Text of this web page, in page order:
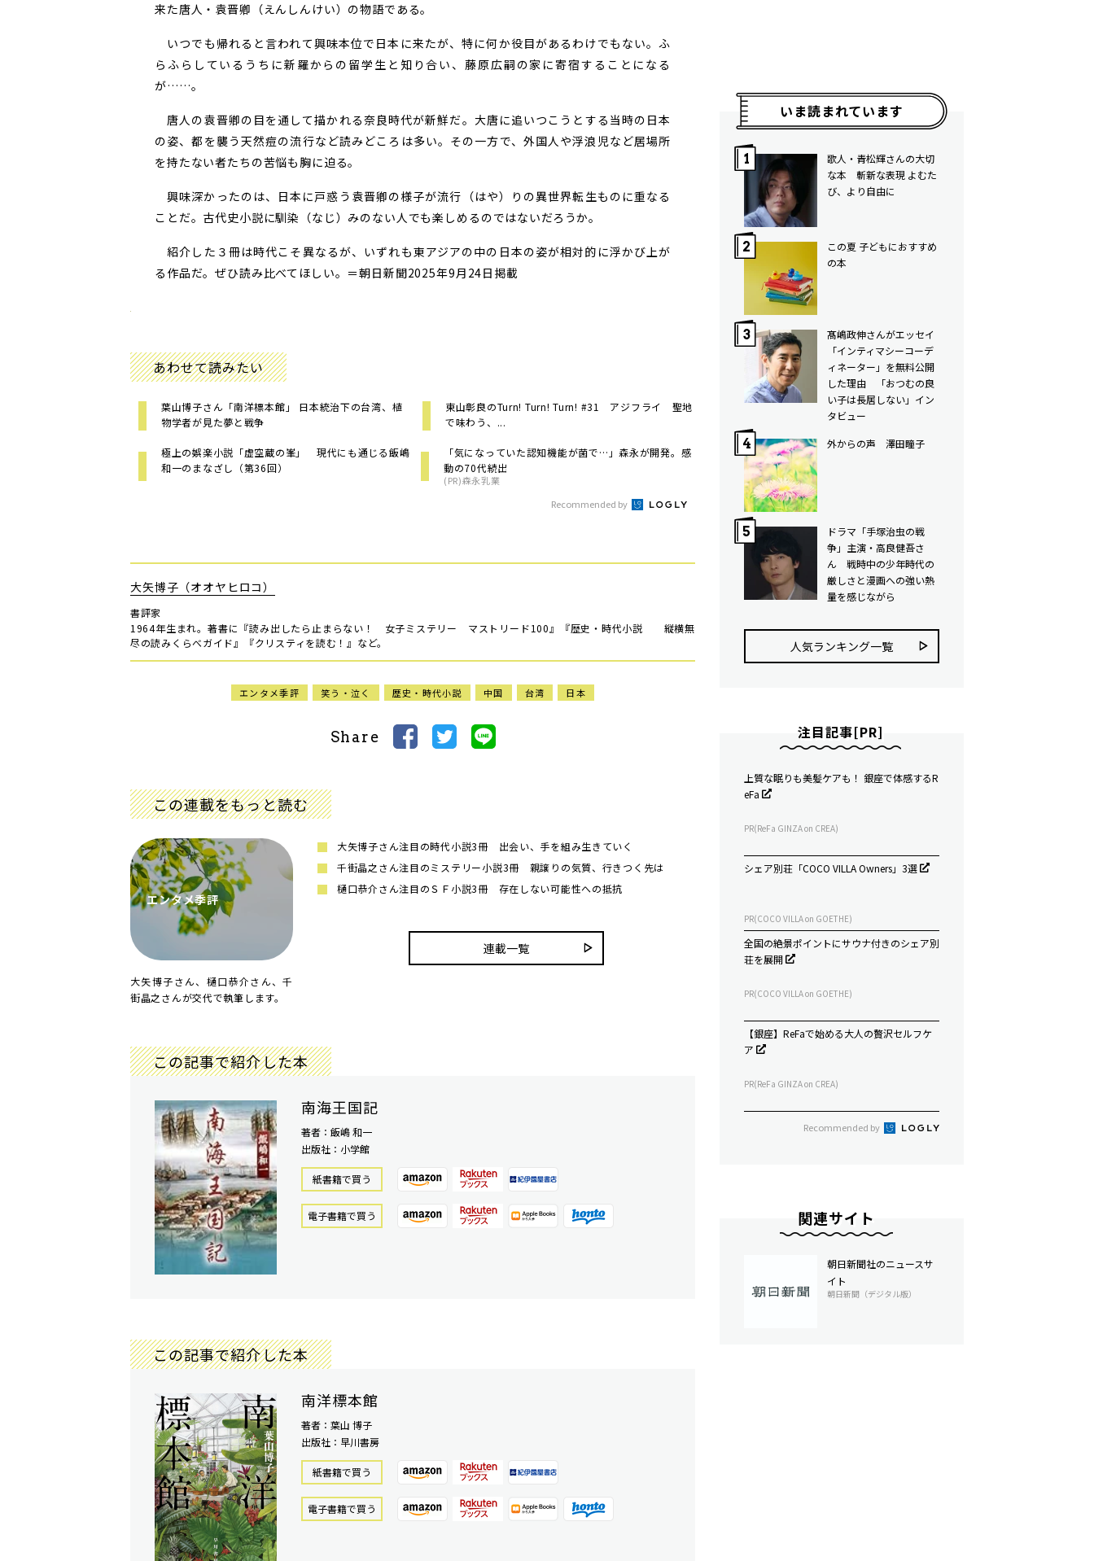
来た唐人・袁晋卿（えんしんけい）の物語である。
いつでも帰れると言われて興味本位で日本に来たが、特に何か役目があるわけでもない。ふ
らふらしているうちに新羅からの留学生と知り合い、藤原広嗣の家に寄宿することになる
が……。
唐人の袁晋卿の目を通して描かれる奈良時代が新鮮だ。大唐に追いつこうとする当時の日本
の姿、都を襲う天然痘の流行など読みどころは多い。その一方で、外国人や浮浪児など居場所
を持たない者たちの苦悩も胸に迫る。
興味深かったのは、日本に戸惑う袁晋卿の様子が流行（はや）りの異世界転生ものに重なる
ことだ。古代史小説に馴染（なじ）みのない人でも楽しめるのではないだろうか。
紹介した３冊は時代こそ異なるが、いずれも東アジアの中の日本の姿が相対的に浮かび上が
る作品だ。ぜひ読み比べてほしい。＝朝日新聞2025年9月24日掲載
あわせて読みたい
葉山博子さん「南洋標本館」 日本統治下の台湾、植
物学者が見た夢と戦争
東山彰良のTurn! Turn! Turn! #31 アジフライ 聖地
で味わう、...
極上の娯楽小説「虚空蔵の峯」 現代にも通じる飯嶋
和一のまなざし（第36回）
「気になっていた認知機能が菌で…」森永が開発。感
動の70代続出
(PR)森永乳業
Recommended by
大矢博子（オオヤヒロコ）
書評家
1964年生まれ。著書に『読み出したら止まらない！ 女子ミステリー マストリード100』『歴史・時代小説 縦横無
尽の読みくらべガイド』『クリスティを読む！』など。
エンタメ季評 笑う・泣く 歴史・時代小説 中国 台湾 日本
Share
この連載をもっと読む
エンタメ季評
大矢博子さん、樋口恭介さん、千
街晶之さんが交代で執筆します。
大矢博子さん注目の時代小説3冊 出会い、手を組み生きていく
千街晶之さん注目のミステリー小説3冊 親譲りの気質、行きつく先は
樋口恭介さん注目のＳＦ小説3冊 存在しない可能性への抵抗
連載一覧
この記事で紹介した本
南海王国記
著者：飯嶋 和一
出版社：小学館
紙書籍で買う
電⼦書籍で買う
この記事で紹介した本
南洋標本館
著者：葉山 博子
出版社：早川書房
紙書籍で買う
電⼦書籍で買う
いま読まれています
歌人・青松輝さんの大切
な本 斬新な表現 よむた
び、より自由に
この夏 子どもにおすすめ
の本
髙嶋政伸さんがエッセイ
「インティマシーコーデ
ィネーター」を無料公開
した理由 「おつむの良
い子は長居しない」イン
タビュー
外からの声 澤田瞳子
ドラマ「手塚治虫の戦
争」主演・高良健吾さ
ん 戦時中の少年時代の
厳しさと漫画への強い熱
量を感じながら
人気ランキング⼀覧
注目記事[PR]
上質な眠りも美髪ケアも！ 銀座で体感するR
eFa
PR(ReFa GINZA on CREA)
シェア別荘「COCO VILLA Owners」3選
PR(COCO VILLA on GOETHE)
全国の絶景ポイントにサウナ付きのシェア別
荘を展開
PR(COCO VILLA on GOETHE)
【銀座】ReFaで始める大人の贅沢セルフケ
ア
PR(ReFa GINZA on CREA)
Recommended by
関連サイト
朝日新聞社のニュースサ
イト
朝日新聞（デジタル版）